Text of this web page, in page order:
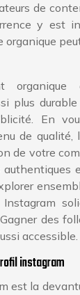
de
y est
organique
plus
En
de qualité,
de votre
des
accessible.
instagram
est la